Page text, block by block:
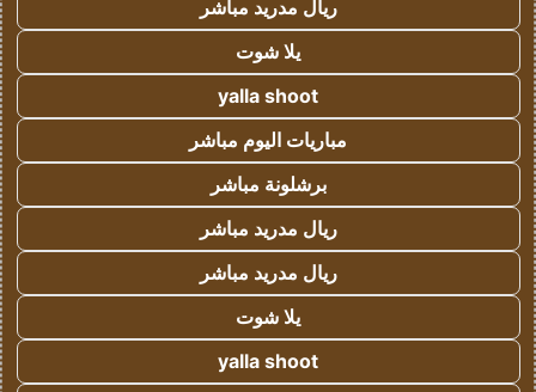
ريال مدريد مباشر
يلا شوت
yalla shoot
مباريات اليوم مباشر
برشلونة مباشر
ريال مدريد مباشر
ريال مدريد مباشر
يلا شوت
yalla shoot